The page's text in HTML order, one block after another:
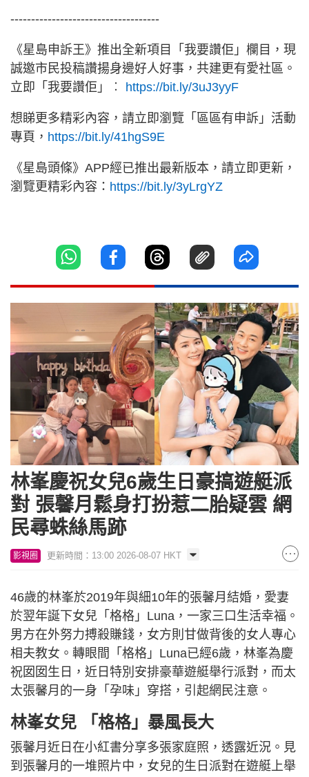
------------------------------------
《星島申訴王》推出全新項目「我要讚佢」欄目，現
誠邀市民投稿讚揚身邊好人好事，共建更有愛社區。
立即「我要讚佢」︰ https://bit.ly/3uJ3yyF
想睇更多精彩內容，請立即瀏覽「區區有申訴」活動
專頁， https://bit.ly/41hgS9E
《星島頭條》APP經已推出最新版本，請立即更新，
瀏覽更精彩內容： https://bit.ly/3yLrgYZ
林峯慶祝女兒6歲生日豪搞遊艇派
對 張馨月鬆身打扮惹二胎疑雲 網
民尋蛛絲馬跡
影視圈 更新時間：13:00 2026-08-07 HKT
46歲的林峯於2019年與細10年的張馨月結婚，愛妻
於翌年誕下女兒「格格」Luna，一家三口生活幸福。
男方在外努力搏殺賺錢，女方則甘做背後的女人專心
相夫教女。轉眼間「格格」Luna已經6歲，林峯為慶
祝囡囡生日，近日特別安排豪華遊艇舉行派對，而太
太張馨月的一身「孕味」穿搭，引起網民注意。
林峯女兒 「格格」暴風長大
張馨月近日在小紅書分享多張家庭照，透露近況。見
到張馨月的一堆照片中，女兒的生日派對在遊艇上舉